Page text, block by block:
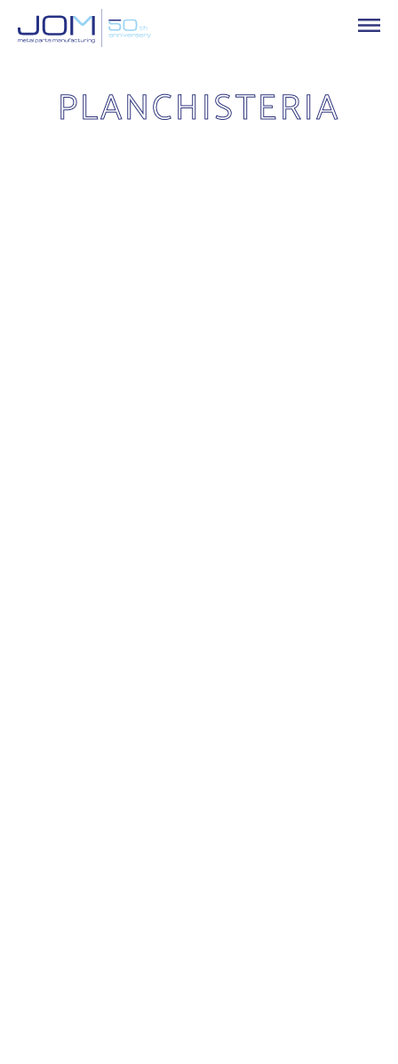
PLANCHISTERIA